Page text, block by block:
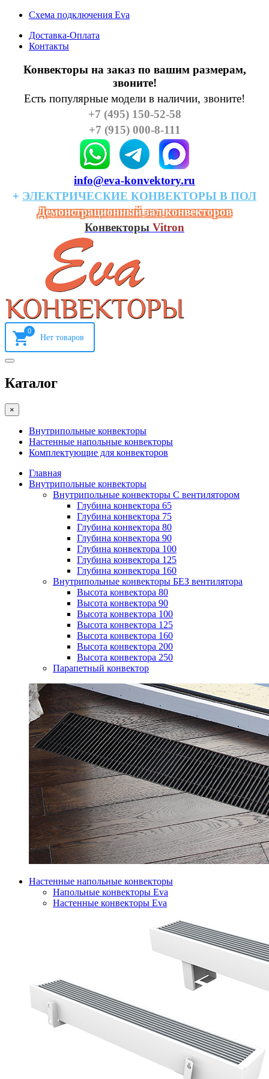
Схема подключения Eva
Доставка-Оплата
Контакты
Конвекторы на заказ по вашим размерам,
звоните!
Есть популярные модели в наличии, звоните!
+7 (495) 150-52-58
+7 (915) 000-8-111
info@eva-konvektory.ru
+ ЭЛЕКТРИЧЕСКИЕ КОHВЕКТОРЫ В ПОЛ
Демонстрационный зал конвекторов
Конвекторы Vitron
0
Каталог
×
Внутрипольные конвекторы
Настенные напольные конвекторы
Комплектующие для конвекторов
Главная
Внутрипольные конвекторы
Внутрипольные конвекторы С вентилятором
Глубина конвектора 65
Глубина конвектора 75
Глубина конвектора 80
Глубина конвектора 90
Глубина конвектора 100
Глубина конвектора 125
Глубина конвектора 160
Внутрипольные конвекторы БЕЗ вентилятора
Высота конвектора 80
Высота конвектора 90
Высота конвектора 100
Высота конвектора 125
Высота конвектора 160
Высота конвектора 200
Высота конвектора 250
Парапетный конвектор
Настенные напольные конвекторы
Напольные конвекторы Eva
Настенные конвекторы Eva